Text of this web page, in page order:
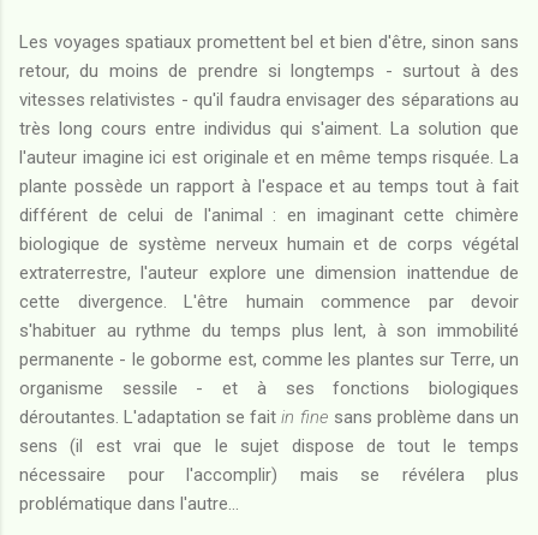
Les voyages spatiaux promettent bel et bien d'être, sinon sans
retour, du moins de prendre si longtemps - surtout à des
vitesses relativistes - qu'il faudra envisager des séparations au
très long cours entre individus qui s'aiment. La solution que
l'auteur imagine ici est originale et en même temps risquée. La
plante possède un rapport à l'espace et au temps tout à fait
différent de celui de l'animal : en imaginant cette chimère
biologique de système nerveux humain et de corps végétal
extraterrestre, l'auteur explore une dimension inattendue de
cette divergence. L'être humain commence par devoir
s'habituer au rythme du temps plus lent, à son immobilité
permanente - le goborme est, comme les plantes sur Terre, un
organisme sessile - et à ses fonctions biologiques
déroutantes. L'adaptation se faitin fine sans problème dans un
sens (il est vrai que le sujet dispose de tout le temps
nécessaire pour l'accomplir) mais se révélera plus
problématique dans l'autre...